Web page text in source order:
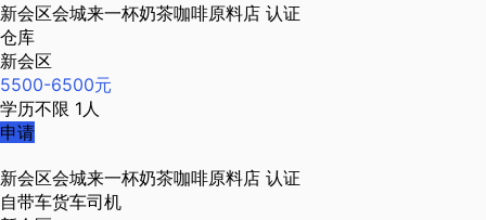
新会区会城来一杯奶茶咖啡原料店 认证
仓库
新会区
5500-6500元
学历不限 1人
申请
新会区会城来一杯奶茶咖啡原料店 认证
自带车货车司机